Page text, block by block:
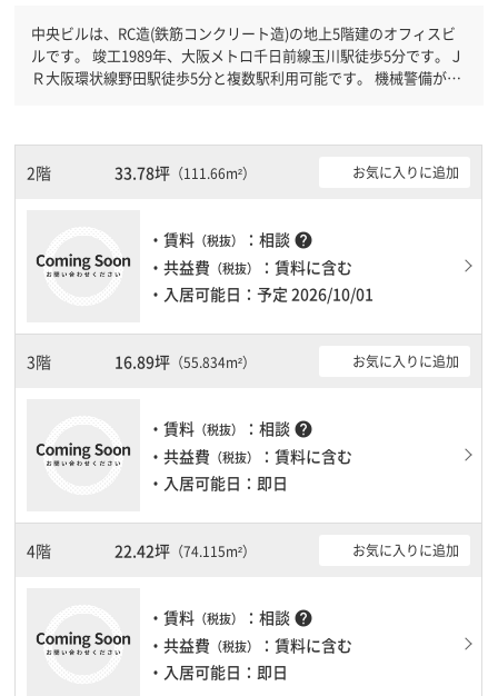
中央ビルは、RC造(鉄筋コンクリート造)の地上5階建のオフィスビ
ルです。 竣工1989年、大阪メトロ千日前線玉川駅徒歩5分です。Ｊ
Ｒ大阪環状線野田駅徒歩5分と複数駅利用可能です。 機械警備が備
です。土日・祝日も利用可能になりますので自由に出入りが出来ま
す。
2階 33.78坪 （111.66m²） お気に入りに追加
・賃料 （税抜） ：相談 help
・共益費 （税抜）
：賃料に含む
・入居可能日：予定 2026/10/01
3階 16.89坪 （55.834m²） お気に入りに追加
・賃料 （税抜） ：相談 help
・共益費 （税抜）
：賃料に含む
・入居可能日：即日
4階 22.42坪 （74.115m²） お気に入りに追加
・賃料 （税抜） ：相談 help
・共益費 （税抜）
：賃料に含む
・入居可能日：即日